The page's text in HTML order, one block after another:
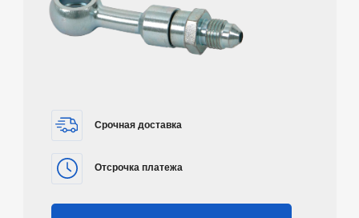
Срочная доставка
Отсрочка платежа